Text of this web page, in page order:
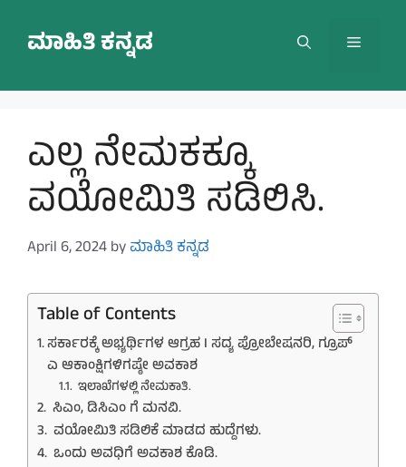
contentಮಾಹಿತಿ ಕನ್ನಡ Menu
ಎಲ್ಲ ನೇಮಕಕ್ಕೂ
ವಯೋಮಿತಿ ಸಡಿಲಿಸಿ.
April 6, 2024byಮಾಹಿತಿ ಕನ್ನಡ
Table of Contents
ಸರ್ಕಾರಕ್ಕೆ ಅಭ್ಯರ್ಥಿಗಳ ಆಗ್ರಹ I ಸದ್ಯ ಪ್ರೋಬೇಷನರಿ, ಗ್ರೂಪ್
ಎ ಆಕಾಂಕ್ಷಿಗಳಿಗಷ್ಠೇ ಅವಕಾಶ
ಇಲಾಖೆಗಳಲ್ಲಿ ನೇಮಕಾತಿ.
ಸಿಎಂ, ಡಿಸಿಎಂ ಗೆ ಮನವಿ.
ವಯೋಮಿತಿ ಸಡಿಲಿಕೆ ಮಾಡದ ಹುದ್ದೆಗಳು.
ಒಂದು ಅವಧಿಗೆ ಅವಕಾಶ ಕೊಡಿ.